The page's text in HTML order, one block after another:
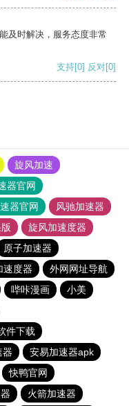
及时解决，服务态度非常
支持[0] 反对[0]
旋风加速
器官网
器官网
风驰加速器
旋风加速度器
原子加速器
速度器
外网网址导航
哔咔漫画
小美
件下载
器
安易加速器apk
快鸭官网
火箭加速器